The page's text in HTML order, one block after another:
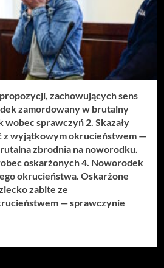
zachowujących sens
zamordowany w brutalny
wobec sprawczyń 2. Skazały
z wyjątkowym okrucieństwem —
zbrodnia na noworodku.
oskarżonych 4. Noworodek
okrucieństwa. Oskarżone
zabite ze
— sprawczynie